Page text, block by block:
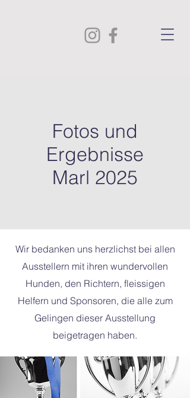
Fotos und
Ergebnisse
Marl 2025
Wir bedanken uns herzlichst bei allen
Ausstellern mit ihren wundervollen
Hunden, den Richtern, fleissigen
Helfern und Sponsoren, die alle zum
Gelingen dieser Ausstellung
beigetragen haben.